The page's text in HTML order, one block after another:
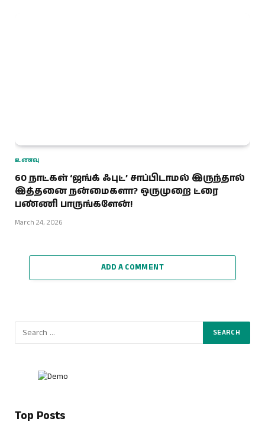
உணவு
60 நாட்கள் ‘ஜங்க் ஃபுட்’ சாப்பிடாமல் இருந்தால்
இத்தனை நன்மைகளா? ஒருமுறை ட்ரை
பண்ணி பாருங்களேன்!
March 24, 2026
ADD A COMMENT
Top Posts